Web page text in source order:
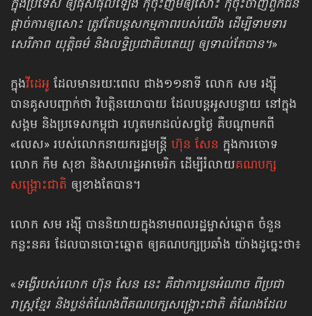
ក្នុងប្រទេស ឲ្យផុសផុល​ឡើង កុំចុះញ៉មឲ្យសោះ កុំចុះចាញ់ពួកជន
ផ្ដាច់ការឲ្យសោះ ត្រូវតែបន្ត​សកម្មភាពរបស់​យើង ដើម្បីទាមទារ
សេរីភាព យុត្តិធម៌ និងលទ្ធិប្រជាធិបតេយ្យ ឲ្យទាល់តែបាន។»
ក្នុងវីដេអូ ដែលមានរយៈពេល ជាង១១នាទី លោក សម រង្ស៊ី
បានគូសបញ្ជាក់ថា វិបត្តិ​នយោបាយ ដែលបន្តអូសបន្លាយ នៅក្នុង
សង្គម និងប្រទេសកម្ពុជា រហូតមកដល់សព្វថ្ងៃ គឺបណ្ដាមកពី
«លេស» របស់លោកនាយករដ្ឋមន្ត្រី ហ៊ុន សែន ក្នុងការចោទ
លោក កឹម សុខា និងសហរដ្ឋអាមេរិក ដើម្បីរំលាយ​គណបក្ស
សង្គ្រោះជាតិ ឲ្យខាងតែបាន។
លោក សម រង្ស៊ី បាននិយាយក្នុងនាមពលរដ្ឋម្ចាស់ឆ្នោត ចំនួន
កន្លះនគរ ដែលបាន​បោះឆ្នោត ឲ្យគណបក្សប្រឆាំង យ៉ាងដូច្នេះថា៖
«ទង្វើរបស់លោក ហ៊ុន សែន នេះ គឺជាការប្លនអំណាច ពីប្រជា
រាស្ត្រខ្មែរ និងប្លន់តំណែង​ពីគណបក្សសង្គ្រោះជាតិ តំណែងដែល